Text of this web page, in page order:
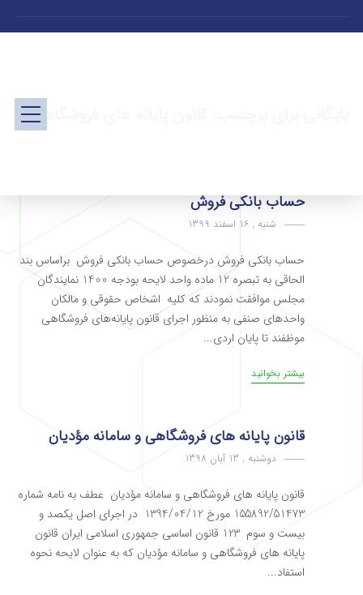
بایگانی برای برچسب: قانون پایانه های فروشگاهی
حساب بانکی فروش
شنبه , 16 اسفند 1399
حساب بانکی فروش درخصوص حساب بانکی فروش براساس بند
الحاقی به تبصره 12 ماده واحد لایحه بودجه 1400 نمایندگان
مجلس موافقت نمودند که کلیه اشخاص حقوقی و مالکان
واحدهای صنفی به منظور اجرای قانون پایانه‌های فروشگاهی
موظفند تا پایان اردی...
بیشتر بخوانید
قانون پایانه های فروشگاهی و سامانه مؤدیان
دوشنبه , 13 آبان 1398
قانون پایانه های فروشگاهی و سامانه مؤدیان عطف به نامه شماره
155892/51473 مورخ 1394/04/12 در اجرای اصل یکصد و
بیست و سوم 123 قانون اساسی جمهوری اسلامی ایران قانون
پایانه های فروشگاهی و سامانه مؤدیان که به عنوان لایحه نحوه
استفاد...